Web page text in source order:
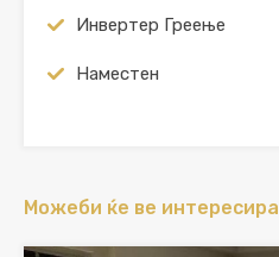
Инвертер Греење
Наместен
Можеби ќе ве интересира